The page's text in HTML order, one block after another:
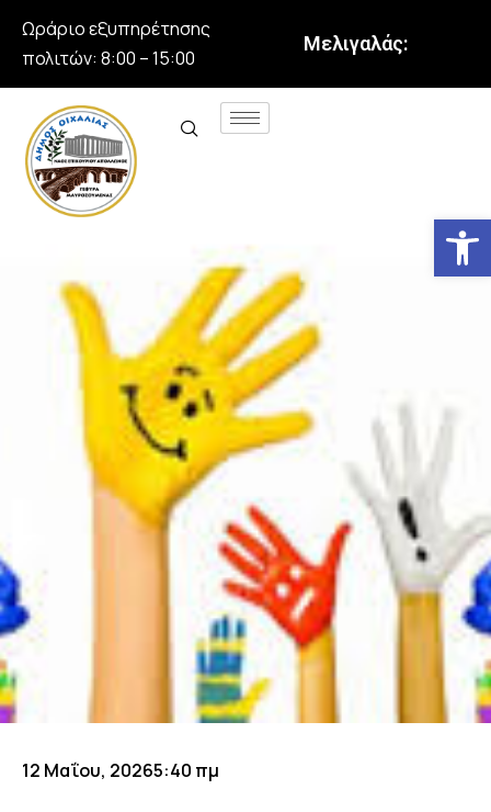
Ωράριο εξυπηρέτησης
πολιτών: 8:00 – 15:00
Μελιγαλάς:
12 Μαΐου, 20265:40 πμ